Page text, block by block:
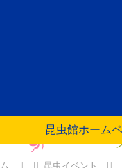
昆虫館ホーム
昆虫イベント